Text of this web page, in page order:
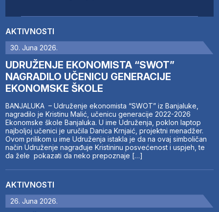
AKTIVNOSTI
30. Juna 2026.
UDRUŽENJE EKONOMISTA “SWOT”
NAGRADILO UČENICU GENERACIJE
EKONOMSKE ŠKOLE
BANJALUKA – Udruženje ekonomista “SWOT” iz Banjaluke,
nagradilo je Kristinu Malić, učenicu generacije 2022-2026
Ekonomske škole Banjaluka. U ime Udruženja, poklon laptop
najboljoj učenici je uručila Danica Krnjaić, projektni menadžer.
Ovom prilikom u ime Udruženja istakla je da na ovaj simboličan
način Udruženje nagrađuje Kristininu posvećenost i uspjeh, te
da žele pokazati da neko prepoznaje […]
AKTIVNOSTI
26. Juna 2026.